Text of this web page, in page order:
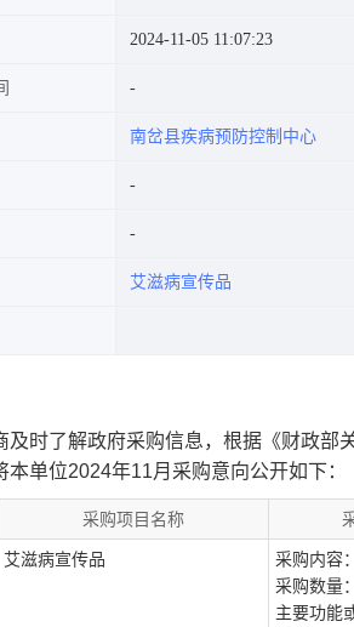
2024-11-05 11:07:23
南岔县疾病预防控制中心
艾滋病宣传品
及时了解政府采购信息，根据《财政部
本单位2024年11月采购意向公开如下：
采购项目名称
艾滋病宣传品
采购内容
采购数量
主要功能